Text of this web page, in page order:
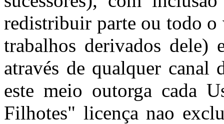
redistribuir parte ou todo
trabalhos derivados
através de qualquer
este meio outorga cada
Filhotes" licença nao